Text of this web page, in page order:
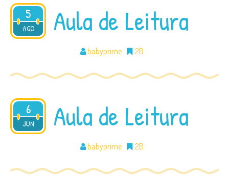
5
AGO
2016 Aula de Leitura
babyprime 2B
6
JUN
2016 Aula de Leitura
babyprime 2B